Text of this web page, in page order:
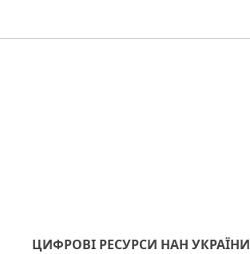
ЦИФРОВІ РЕСУРСИ НАН УКРАЇНИ